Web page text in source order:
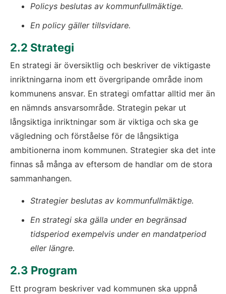
Policys beslutas av kommunfullmäktige.
En policy gäller tillsvidare.
2.2 Strategi
En strategi är översiktlig och beskriver de viktigaste
inriktningarna inom ett övergripande område inom
kommunens ansvar. En strategi omfattar alltid mer än
en nämnds ansvarsområde. Strategin pekar ut
långsiktiga inriktningar som är viktiga och ska ge
vägledning och förståelse för de långsiktiga
ambitionerna inom kommunen. Strategier ska det inte
finnas så många av eftersom de handlar om de stora
sammanhangen.
Strategier beslutas av kommunfullmäktige.
En strategi ska gälla under en begränsad
tidsperiod exempelvis under en mandatperiod
eller längre.
2.3 Program
Ett program beskriver vad kommunen ska uppnå